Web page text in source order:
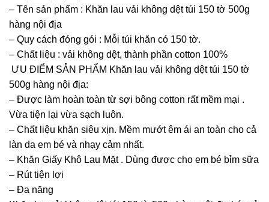
– Tên sản phẩm : Khăn lau vải không dệt túi 150 tờ 500g
hàng nội địa
– Quy cách đóng gói : Mỗi túi khăn có 150 tờ.
– Chất liệu : vải không dệt, thành phần cotton 100%
ƯU ĐIỂM SẢN PHẨM Khăn lau vải không dệt túi 150 tờ
500g hàng nội địa:
– Được làm hoàn toàn từ sợi bông cotton rất mềm mại .
Vừa tiện lại vừa sạch luôn.
– Chất liệu khăn siêu xịn. Mềm mướt êm ái an toàn cho cả
làn da em bé và nhạy cảm nhất.
– Khăn Giấy Khô Lau Mặt . Dùng được cho em bé bỉm sữa
– Rút tiện lợi
– Đa năng